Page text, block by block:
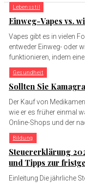
Lebensstil
Einweg-Vapes vs.
Vapes gibt es in vielen
entweder Einweg- oder
funktionieren, indem
Gesundheit
Sollten Sie
Der Kauf von
wie er es früher einmal
Online-Shops und der
Bildung
Steuererklärung
und Tipps zur
Einleitung Die jährliche